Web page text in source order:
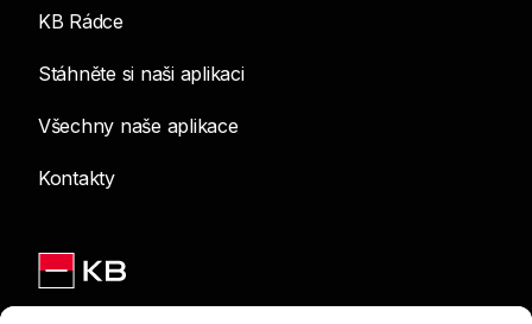
KB Rádce
Stáhněte si naši aplikaci
Všechny naše aplikace
Kontakty